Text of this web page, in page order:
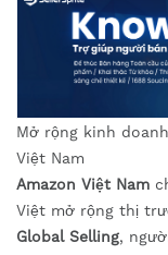
Mở rộng kinh
Việt Nam
Amazon Việt Nam
Việt mở rộng thị
Global Selling,